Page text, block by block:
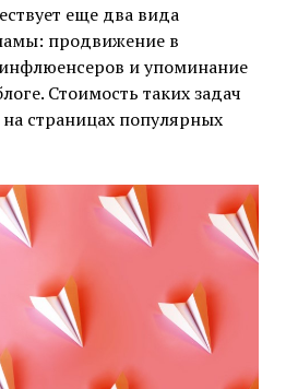
еще два вида
продвижение в
и упоминание
Стоимость таких задач
страницах популярных